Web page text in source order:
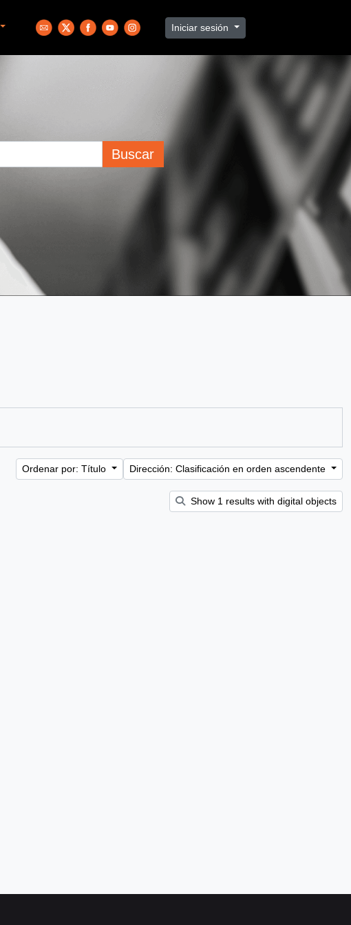
Iniciar sesión
Buscar
Ordenar por: Título Dirección: Clasificación en orden ascendente
Show 1 results with digital objects